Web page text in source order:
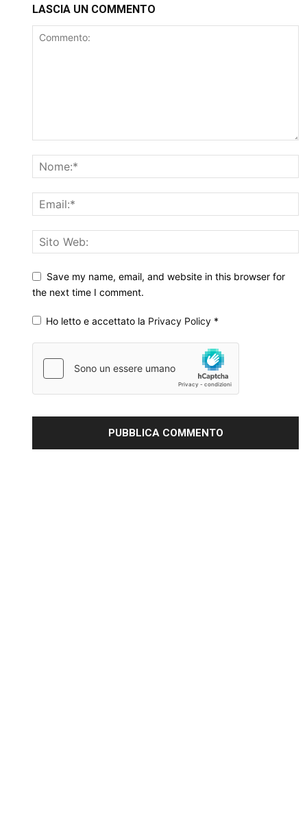
LASCIA UN COMMENTO
Save my name, email, and website in this browser for
the next time I comment.
Ho letto e accettato la Privacy Policy *